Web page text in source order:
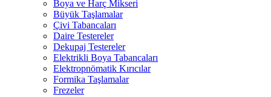
Boya ve Harç Mikseri
Büyük Taşlamalar
Çivi Tabancaları
Daire Testereler
Dekupaj Testereler
Elektrikli Boya Tabancaları
Elektropnömatik Kırıcılar
Formika Taşlamalar
Frezeler